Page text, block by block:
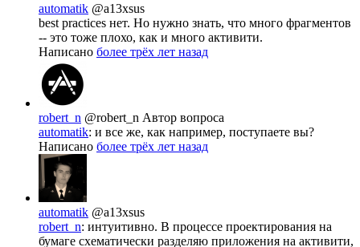
automatik @a13xsus
best practices нет. Но нужно знать, что много фрагментов
-- это тоже плохо, как и много активити.
Написано более трёх лет назад
robert_n @robert_n Автор вопроса
automatik: и все же, как например, поступаете вы?
Написано более трёх лет назад
automatik @a13xsus
robert_n: интуитивно. В процессе проектирования на
бумаге схематически разделяю приложения на активити,